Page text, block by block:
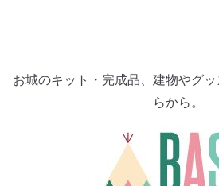
お城のキット・完成品、建物やグ
らから。